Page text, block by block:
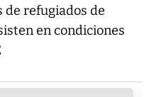
refugiados de
en condiciones